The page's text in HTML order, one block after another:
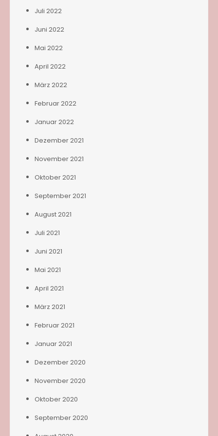
Juli 2022
Juni 2022
Mai 2022
April 2022
März 2022
Februar 2022
Januar 2022
Dezember 2021
November 2021
Oktober 2021
September 2021
August 2021
Juli 2021
Juni 2021
Mai 2021
April 2021
März 2021
Februar 2021
Januar 2021
Dezember 2020
November 2020
Oktober 2020
September 2020